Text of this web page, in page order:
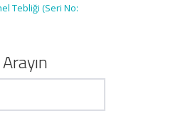
Tebliği (Seri No: